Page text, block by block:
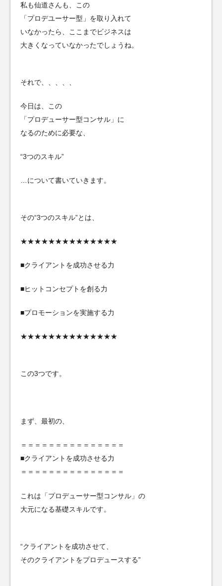
私も仙道さんも、この
「プロデユーサー型」を取り入れて
いなかったら、ここまでビジネスは
大きくなっていなかったでしょうね。
それで、、、、、
今日は、この
「プロデューサー型コンサル」に
なるのために必要な、
“3つのスキル”
…について書いていきます。
その“3つのスキル”とは、
★★★★★★★★★★★★★★
■クライアントを成功させる力
■ヒットコンセプトを創る力
■プロモーションを実施する力
★★★★★★★★★★★★★★
この3つです。
まず、最初の、
＝＝＝＝＝＝＝＝＝＝＝＝＝＝＝
■クライアントを成功させる力
＝＝＝＝＝＝＝＝＝＝＝＝＝＝＝
これは「プロデューサー型コンサル」の
大元になる基礎スキルです。
“クライアントを成功させて、
そのクライアントをプロデュースする”